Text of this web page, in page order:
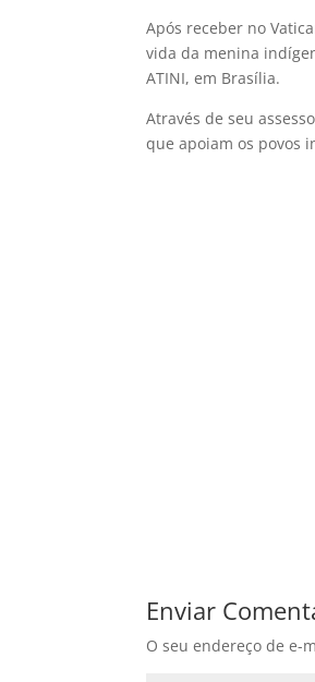
Após receber no
vida da menina
ATINI, em Brasília.
Através de seu
que apoiam os povos
Enviar
O seu endereço de e-